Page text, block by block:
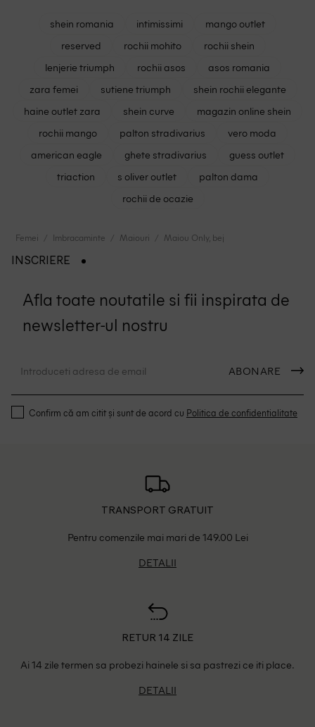
shein romania intimissimi
mango outlet
reserved
rochii mohito
rochii shein
lenjerie triumph
rochii asos
asos romania
zara femei
sutiene triumph
shein rochii elegante
haine outlet zara
shein curve
magazin online shein
rochii mango
palton stradivarius
vero moda
american eagle
ghete stradivarius
guess outlet
triaction
s oliver outlet
palton dama
rochii de ocazie
Femei Imbracaminte Maiouri Maiou Only, bej
INSCRIERE
Afla toate noutatile si fii inspirata de
newsletter-ul nostru
ABONARE
Confirm că am citit și sunt de acord cu Politica de confidentialitate
TRANSPORT GRATUIT
Pentru comenzile mai mari de 149.00 Lei
DETALII
RETUR 14 ZILE
Ai 14 zile termen sa probezi hainele si sa pastrezi ce iti place.
DETALII